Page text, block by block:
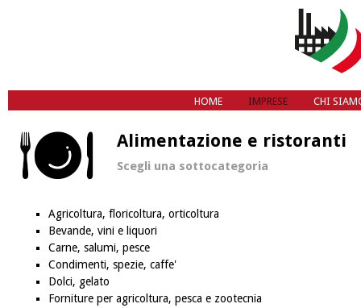
HOME IMPRESE CHI
Alimentazione e ristoranti
B Scegli una sottocategoria
Agricoltura, floricoltura, orticoltura
Bevande, vini e liquori
Carne, salumi, pesce
Condimenti, spezie, caffe'
Dolci, gelato
Forniture per agricoltura, pesca e zootecnia